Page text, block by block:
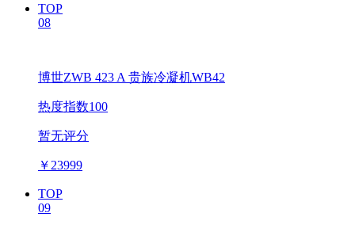
TOP
08
博世ZWB 423 A 贵族冷凝机WB42
热度指数100
暂无评分
￥ 23999
TOP
09